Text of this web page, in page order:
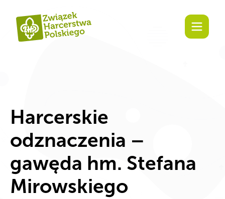
Harcerskie
odznaczenia –
gawęda hm. Stefana
Mirowskiego